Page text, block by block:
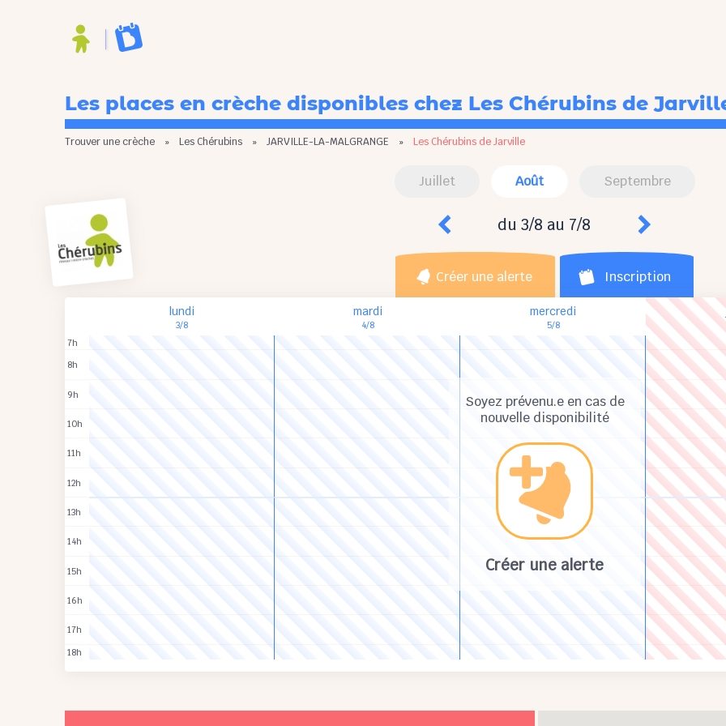
Les places en crèche disponibles chez Les Chérubins de
Trouver une crèche » Les Chérubins » JARVILLE-LA-MALGRANGE » Les Chérubins de Jarville
Juillet Août Septembre
du 3/8 au 7/8
Créer une alerte Inscription
Soyez prévenu.e en cas de
nouvelle disponibilité
Créer une alerte
lundi
3/8
mardi
4/8
mercredi
5/8
7h
8h
9h
10h
11h
12h
13h
14h
15h
16h
17h
18h